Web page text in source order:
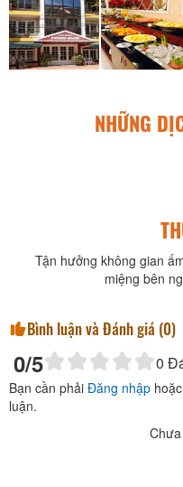
NHỮNG
Tận hưởng không gian
miệng bên
Bình luận và Đánh giá (0)
0/5 0
Bạn cần phải Đăng nhập hoặc
luận.